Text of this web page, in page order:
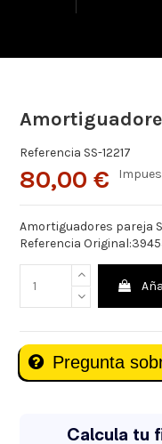
Referencia SS-12217
80,00 €
Amortiguadores pareja
Referencia
Pregunta